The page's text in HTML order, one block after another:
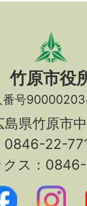
竹原市役
番号
県竹原市
0846-22-
クス：